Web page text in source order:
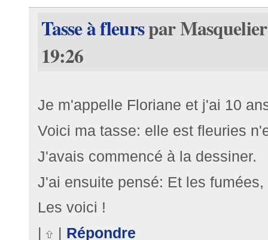
Tasse à fleurspar Masquelier
19:26
Je m'appelle Floriane et j'ai 10
Voici ma tasse: elle est fleuries
J'avais commencé à la dessiner.
J'ai ensuite pensé: Et les
Les voici !
|
| Répondre